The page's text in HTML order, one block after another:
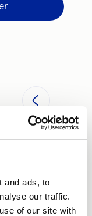
and ads, to
our traffic.
of our site with
ett